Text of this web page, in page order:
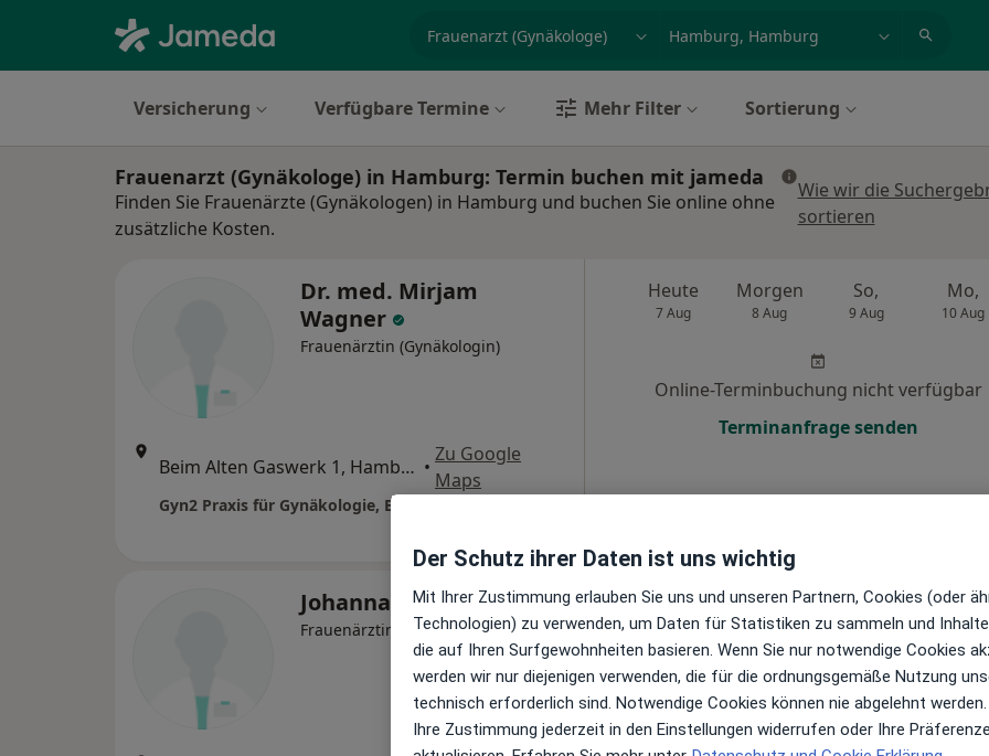
Versicherung Verfügbare Termine Mehr Filter Sortierung
Frauenarzt (Gynäkologe) in Hamburg: Termin buchen mit jameda
Finden Sie Frauenärzte (Gynäkologen) in Hamburg und buchen Sie online ohne
zusätzliche Kosten.
Wie wir die
sortieren
Dr. med. Mirjam
Wagner
Frauenärztin (Gynäkologin)
Beim Alten Gaswerk 1, Hamburg •
Zu Google
Maps
Heute
7 Aug
Morgen
8 Aug
So,
9 Aug
Mo,
10 Aug
Online-Terminbuchung nicht verfügbar
Terminanfrage senden
Johanna Reppchen
Frauenärztin (Gynäkologin)
Heute
7 Aug
Morgen
8 Aug
So,
9 Aug
Mo,
10 Aug
Online-Terminbuchung nicht verfügbar
Terminanfrage senden
Der Schutz ihrer Daten ist uns wichtig
Mit Ihrer Zustimmung erlauben Sie uns und unseren Partnern, Cookies (oder
Technologien) zu verwenden, um Daten für Statistiken zu sammeln und
die auf Ihren Surfgewohnheiten basieren. Wenn Sie nur notwendige Cookies
werden wir nur diejenigen verwenden, die für die ordnungsgemäße Nutzung
technisch erforderlich sind. Notwendige Cookies können nie abgelehnt werden.
Ihre Zustimmung jederzeit in den Einstellungen widerrufen oder Ihre